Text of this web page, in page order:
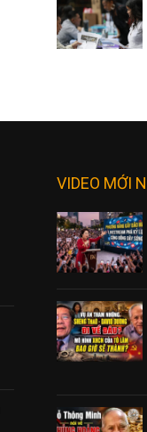
VIDEO MỚI